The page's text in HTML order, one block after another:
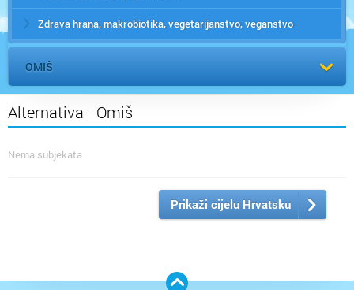
Zdrava hrana, makrobiotika, vegetarijanstvo, veganstvo
OMIŠ
Alternativa - Omiš
Nema subjekata
Prikaži cijelu Hrvatsku